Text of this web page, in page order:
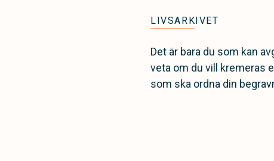
LIVSARKIVET
Det är bara du som kan
veta om du vill kremeras
som ska ordna din